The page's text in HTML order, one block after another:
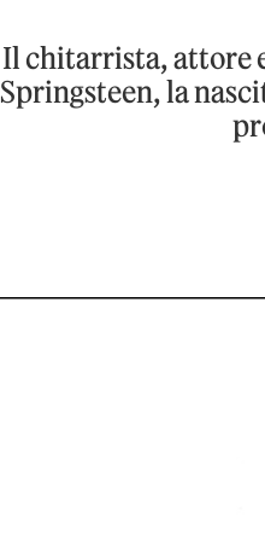
Il chitarrista, attore
Springsteen, la